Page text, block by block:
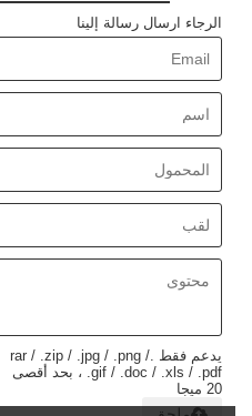
الرجاء ارسال رسالة إلينا
يدعم فقط .rar / .zip / .jpg / .png /
.gif / .doc / .xls / .pdf ، بحد أقصى
20 ميجا